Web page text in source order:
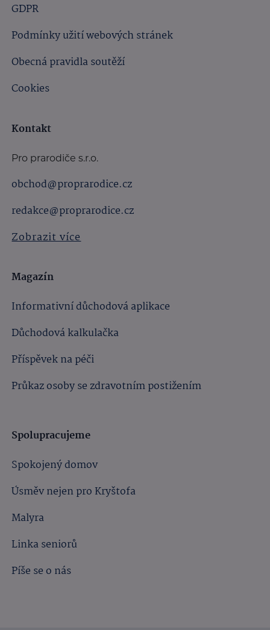
GDPR
Podmínky užití webových stránek
Obecná pravidla soutěží
Cookies
Kontakt
Pro prarodiče s.r.o.
obchod@proprarodice.cz
redakce@proprarodice.cz
Zobrazit více
Magazín
Informativní důchodová aplikace
Důchodová kalkulačka
Příspěvek na péči
Průkaz osoby se zdravotním postižením
Spolupracujeme
Spokojený domov
Úsměv nejen pro Kryštofa
Malyra
Linka seniorů
Píše se o nás